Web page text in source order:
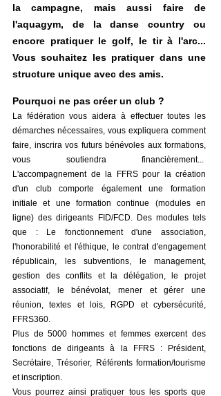
la campagne, mais aussi faire de
l'aquagym, de la danse country ou
encore pratiquer le golf, le tir à l'arc...
Vous souhaitez les pratiquer dans une
structure unique avec des amis.
Pourquoi ne pas créer un club ?
La fédération vous aidera à effectuer toutes les
démarches nécessaires, vous expliquera comment
faire, inscrira vos futurs bénévoles aux formations,
vous soutiendra financièrement...
L'accompagnement de la FFRS pour la création
d'un club comporte également une formation
initiale et une formation continue (modules en
ligne) des dirigeants FID/FCD. Des modules tels
que : Le fonctionnement d'une association,
l'honorabilité et l'éthique, le contrat d'engagement
républicain, les subventions, le management,
gestion des conflits et la délégation, le projet
associatif, le bénévolat, mener et gérer une
réunion, textes et lois, RGPD et cybersécurité,
FFRS360.
Plus de 5000 hommes et femmes exercent des
fonctions de dirigeants à la FFRS : Président,
Secrétaire, Trésorier, Référents formation/tourisme
et inscription.
Vous pourrez ainsi pratiquer tous les sports que